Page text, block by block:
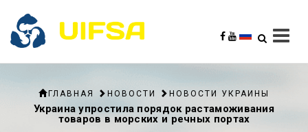
ГЛАВНАЯ НОВОСТИ НОВОСТИ УКРАИНЫ
Украина упростила порядок растаможивания
товаров в морских и речных портах